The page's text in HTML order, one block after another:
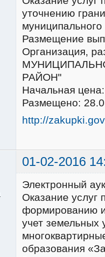
уточнению
Размещение
Организация,
РАЙОН"
Начальная
Размещено:
http://
01-02-2016
Электронный
Оказание услуг
формированию и
учет земельных
образования